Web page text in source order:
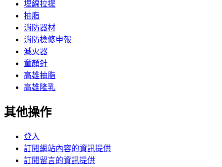
埋線拉提
抽脂
消防器材
消防檢修申報
滅火器
童顏針
高雄抽脂
高雄隆乳
其他操作
登入
訂閱網站內容的資訊提供
訂閱留言的資訊提供